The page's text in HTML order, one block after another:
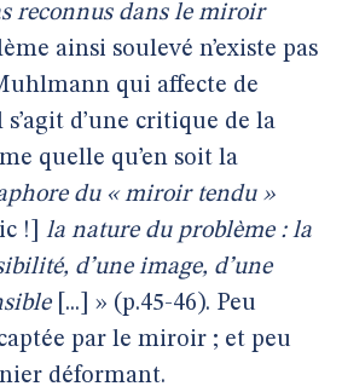
reconnus dans le miroir
ainsi soulevé n’existe pas
qui affecte de
d’une critique de la
quelle qu’en soit la
du « miroir tendu »
!] la nature du problème : la
d’une image, d’une
[...] » (p.45-46). Peu
par le miroir ; et peu
déformant.